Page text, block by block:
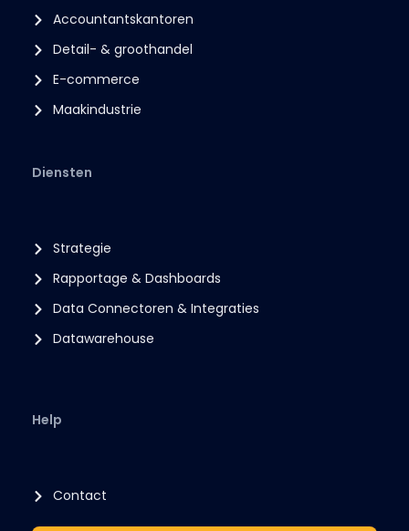
Accountantskantoren
Detail- & groothandel
E-commerce
Maakindustrie
Diensten
Strategie
Rapportage & Dashboards
Data Connectoren & Integraties
Datawarehouse
Help
Contact